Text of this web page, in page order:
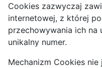
Cookies zazwyczaj
internetowej, z której
przechowywania ich na
unikalny numer.
Mechanizm Cookies